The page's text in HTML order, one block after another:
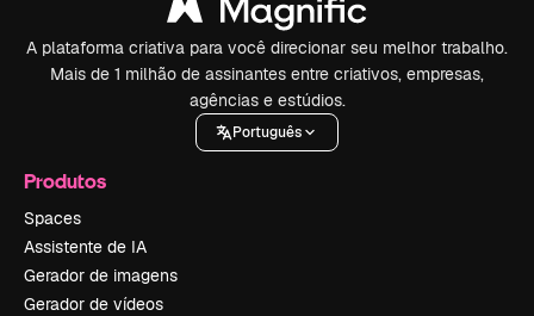
A plataforma criativa para você direcionar seu melhor trabalho.
Mais de 1 milhão de assinantes entre criativos, empresas,
agências e estúdios.
Português
Produtos
Spaces
Assistente de IA
Gerador de imagens
Gerador de vídeos